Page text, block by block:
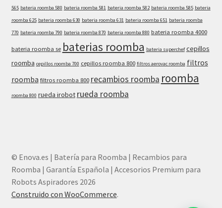
565 bateria roomba 580 bateria roomba 581 bateria roomba 582 bateria roomba 585 bateria
roomba 625 bateria roomba 630 bateria roomba 631 bateria roomba 651 bateria roomba
770 bateria roomba 790 bateria roomba 870 bateria roomba 880 bateria roomba 4000
bateria roomba se baterias roomba bateria superchef cepillos
roomba cepillos roomba 700 cepillos roomba 800 filtros aerovac roomba filtros
roomba filtros roomba 800 recambios roomba roomba
roomba 800 rueda irobot rueda roomba
© Enova.es | Batería para Roomba | Recambios para
Roomba | Garantía Española | Accesorios Premium para
Robots Aspiradores 2026
Construido con WooCommerce.